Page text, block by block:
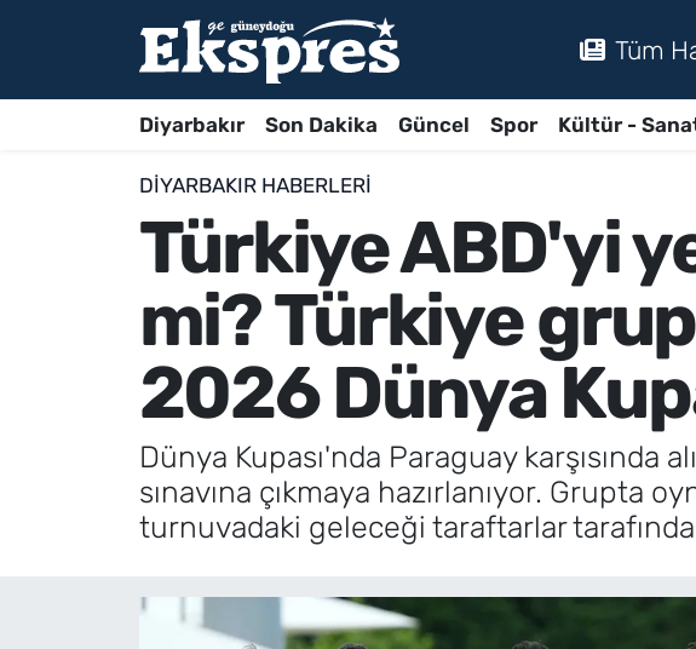
Tüm
Diyarbakır Son Dakika Güncel Spor Kültür -
DIYARBAKIR HABERLERI
Türkiye ABD'yi
mi? Türkiye
2026 Dünya
Dünya Kupası'nda Paraguay karşısında
sınavına çıkmaya hazırlanıyor. Grupta
turnuvadaki geleceği taraftarlar